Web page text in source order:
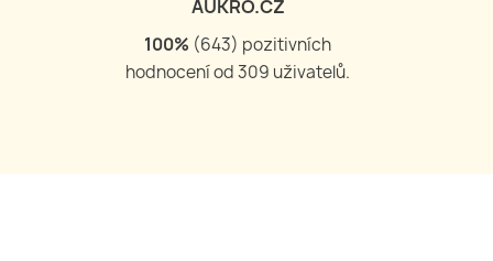
AUKRO.CZ
100% (644) pozitivních
hodnocení od309 uživatelů.